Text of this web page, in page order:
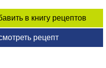
в книгу рецептов
рецепт